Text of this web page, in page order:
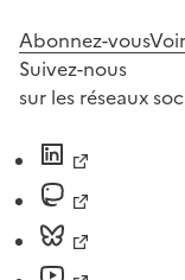
Abonnez-vous
Suivez-nous
sur les réseaux